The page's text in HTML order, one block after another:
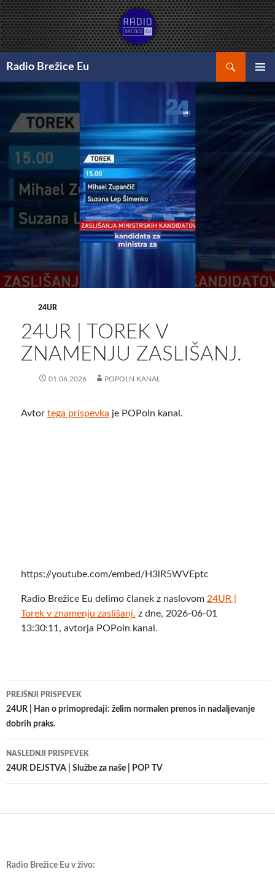
Preskoči
na
vsebino
Radio Brežice Eu
24UR
24UR | TOREK V
ZNAMENJU ZASLIŠANJ.
01.06.2026 POPOLN KANAL
Avtor tega prispevka je POPoln kanal.
https://youtube.com/embed/H3lR5WVEptc
Radio Brežice Eu delimo članek z naslovom 24UR |
Torek v znamenju zaslišanj. z dne, 2026-06-01
13:30:11, avtorja POPoln kanal.
Krmarjenje
po
prispevkih
PREJŠNJI PRISPEVEK
24UR | Han o primopredaji: želim normalen prenos in nadaljevanje
dobrih praks.
NASLEDNJI PRISPEVEK
24UR DEJSTVA | Službe za naše | POP TV
Radio Brežice Eu v živo: